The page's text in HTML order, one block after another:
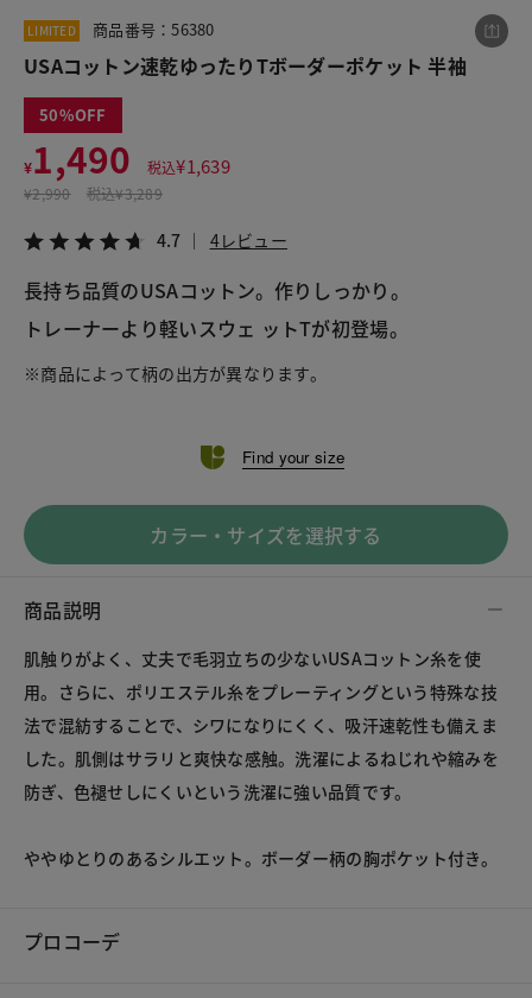
LIMITED 商品番号：56380
USAコットン速乾ゆったりTボーダーポケット 半袖
50
¥1,490 税込¥1,639
¥2,990 税込¥3,289
4.7 4レビュー
長持ち品質のUSAコットン。作りしっかり。
トレーナーより軽いスウェ ットTが初登場。
※商品によって柄の出方が異なります。
Find your size
カラー・サイズを選択する
商品説明
肌触りがよく、丈夫で毛羽立ちの少ないUSAコットン糸を使
用。さらに、ポリエステル糸をプレーティングという特殊な技
法で混紡することで、シワになりにくく、吸汗速乾性も備えま
した。肌側はサラリと爽快な感触。洗濯によるねじれや縮みを
防ぎ、色褪せしにくいという洗濯に強い品質です。
ややゆとりのあるシルエット。ボーダー柄の胸ポケット付き。
プロコーデ
USAコットン速乾ゆったりTボーダーポケット 半袖
LINE X